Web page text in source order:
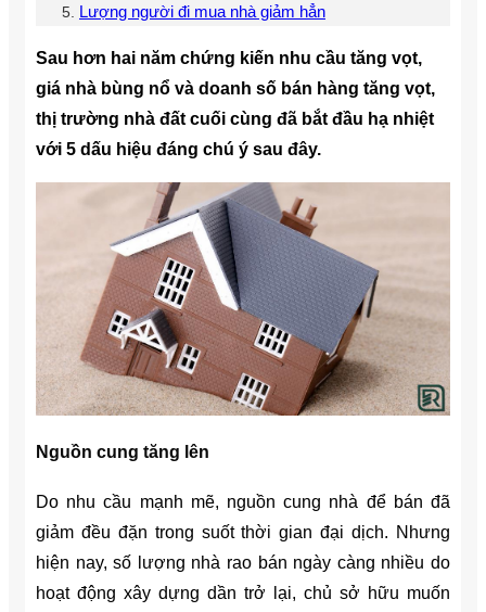
Lượng người đi mua nhà giảm hẳn
Sau hơn hai năm chứng kiến ​​nhu cầu tăng vọt,
giá nhà bùng nổ và doanh số bán hàng tăng vọt,
thị trường nhà đất cuối cùng đã bắt đầu hạ nhiệt
với 5 dấu hiệu đáng chú ý sau đây.
Nguồn cung tăng lên
Do nhu cầu mạnh mẽ, nguồn cung nhà để bán đã
giảm đều đặn trong suốt thời gian đại dịch. Nhưng
hiện nay, số lượng nhà rao bán ngày càng nhiều do
hoạt động xây dựng dần trở lại, chủ sở hữu muốn